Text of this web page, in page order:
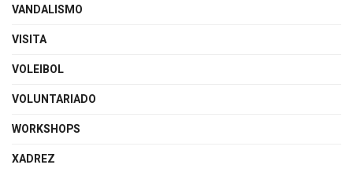
VANDALISMO
VISITA
VOLEIBOL
VOLUNTARIADO
WORKSHOPS
XADREZ